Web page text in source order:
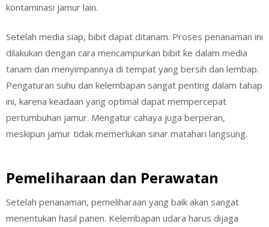
kontaminasi jamur lain.
Setelah media siap, bibit dapat ditanam. Proses penanaman ini
dilakukan dengan cara mencampurkan bibit ke dalam media
tanam dan menyimpannya di tempat yang bersih dan lembap.
Pengaturan suhu dan kelembapan sangat penting dalam tahap
ini, karena keadaan yang optimal dapat mempercepat
pertumbuhan jamur. Mengatur cahaya juga berperan,
meskipun jamur tidak memerlukan sinar matahari langsung.
Pemeliharaan dan Perawatan
Setelah penanaman, pemeliharaan yang baik akan sangat
menentukan hasil panen. Kelembapan udara harus dijaga